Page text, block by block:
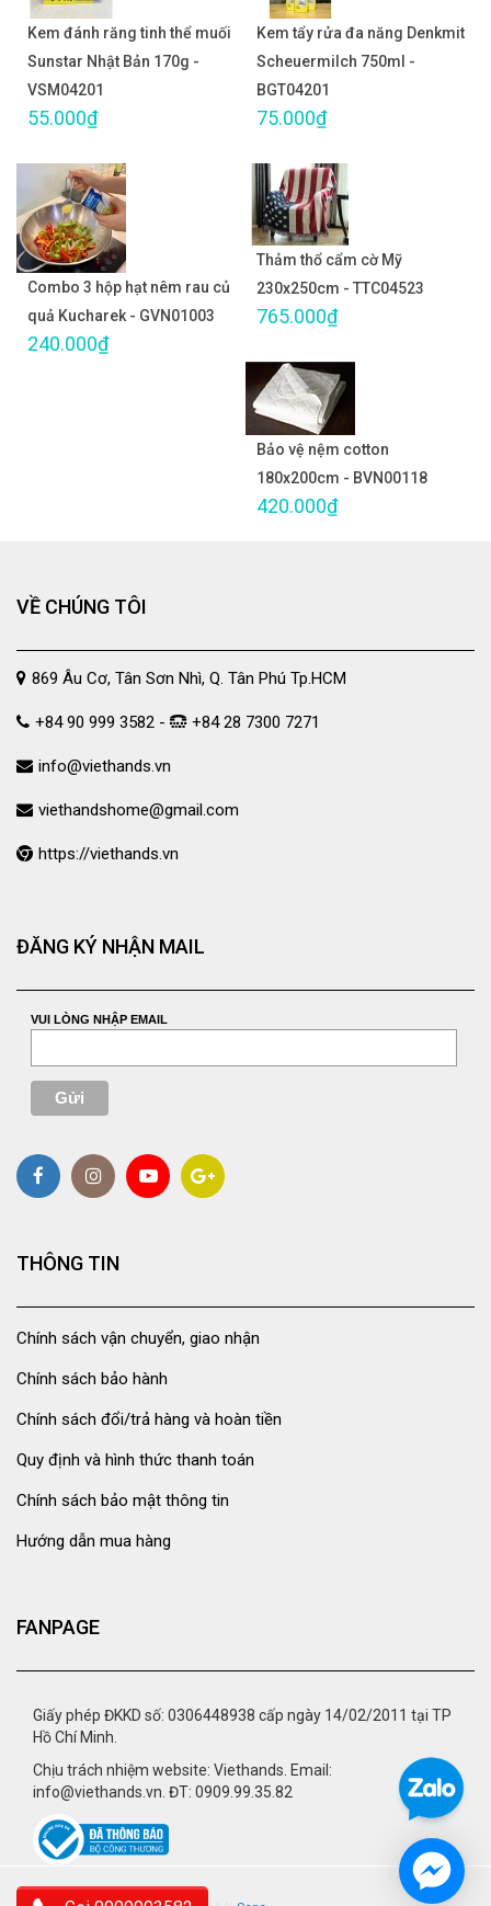
Kem đánh răng tinh thể muối
Sunstar Nhật Bản 170g -
VSM04201
55.000₫
Kem tẩy rửa đa năng Denkmit
Scheuermilch 750ml -
BGT04201
75.000₫
Combo 3 hộp hạt nêm rau củ
quả Kucharek - GVN01003
240.000₫
Thảm thổ cẩm cờ Mỹ
230x250cm - TTC04523
765.000₫
Bảo vệ nệm cotton
180x200cm - BVN00118
420.000₫
VỀ CHÚNG TÔI
869 Âu Cơ, Tân Sơn Nhì, Q. Tân Phú Tp.HCM
+84 90 999 3582 - +84 28 7300 7271
info@viethands.vn
viethandshome@gmail.com
https://viethands.vn
ĐĂNG KÝ NHẬN MAIL
VUI LÒNG NHẬP EMAIL
THÔNG TIN
Chính sách vận chuyển, giao nhận
Chính sách bảo hành
Chính sách đổi/trả hàng và hoàn tiền
Quy định và hình thức thanh toán
Chính sách bảo mật thông tin
Hướng dẫn mua hàng
FANPAGE
Giấy phép ĐKKD số: 0306448938 cấp ngày 14/02/2011 tại TP
Hồ Chí Minh.
Chịu trách nhiệm website: Viethands. Email:
info@viethands.vn. ĐT: 0909.99.35.82